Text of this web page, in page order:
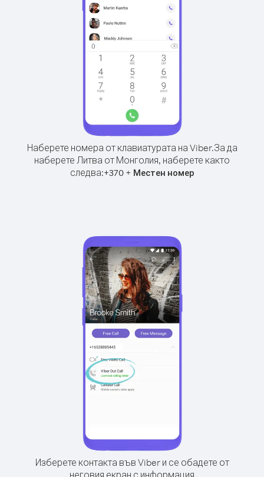
Наберете номера от клавиатурата на Viber.За да
наберете Литва от Монголия, наберете както
следва:+370+ Местен номер
Изберете контакта във Viber и се обадете от
неговия екран с информация